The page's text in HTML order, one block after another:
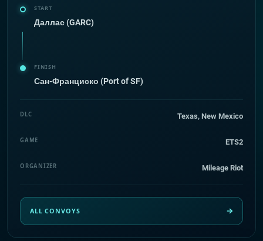
START
Даллас (GARC)
FINISH
Сан-Франциско (Port of SF)
DLC Texas, New Mexico
GAME ETS2
ORGANIZER Mileage Riot
ALL CONVOYS